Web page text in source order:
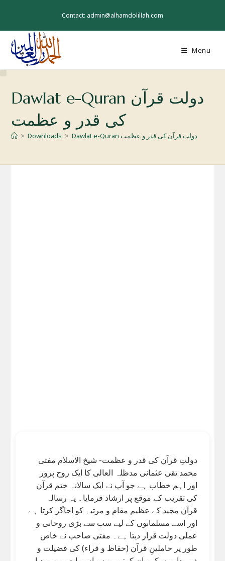
Contact: admin@alhamdolillah.com
Menu
Dawlat e-Quran دولت قرآن
کی قدر و عظمت
> Downloads > Dawlat e-Quran دولت قرآن کی قدر و عظمت
محمد تقی عثمانی مدظلہ العالی کا ایک روح پرور
اور اہم خطاب ہے جو آپ نے ایک سالانہ ختم قرآن
کی تقریب کے موقع پر ارشاد فرمایا۔ یہ رسالہ
قرآن مجید کے عظیم مقام و مرتبہ کو اجاگر کرتا ہے
اور اسے مسلمانوں کے لیے سب سے بڑی روحانی و
عملی دولت قرار دیتا ہے۔ مفتی صاحب نے خاص
طور پر حاملینِ قرآن (حفاظ و قراء) کی فضیلت و